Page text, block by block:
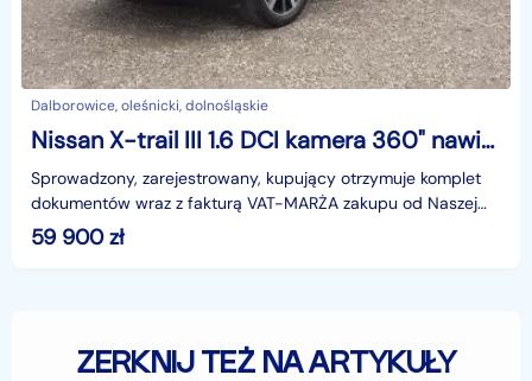
Dalborowice, oleśnicki, dolnośląskie
Nissan X-trail III 1.6 DCI kamera 360" nawigacja
Sprowadzony, zarejestrowany, kupujący otrzymuje komplet
dokumentów wraz z fakturą VAT-MARŻA zakupu od Naszej
firmy, kupujący jest zwolniony z 2% podatku od wzbo
59 900zł
ZERKNIJ TEŻ NA ARTYKUŁY